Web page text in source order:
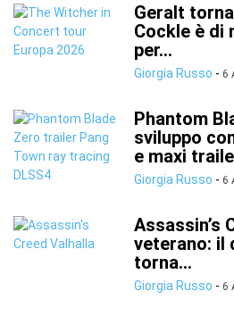
Geralt
Cockle è di
per...
Giorgia Russo - 6
Phantom
sviluppo
e maxi
Giorgia Russo - 6
Assassin’s
veterano: il
torna...
Giorgia Russo - 6